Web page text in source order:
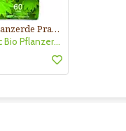
Bio Pflanzerde Praskac
Praskac Bio Pflanzerde